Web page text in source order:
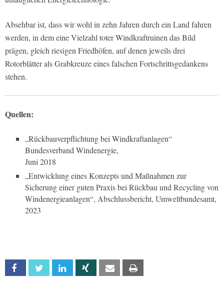
Absehbar ist, dass wir wohl in zehn Jahren durch ein Land fahren
werden, in dem eine Vielzahl toter Windkraftruinen das Bild
prägen, gleich riesigen Friedhöfen, auf denen jeweils drei
Rotorblätter als Grabkreuze eines falschen Fortschrittsgedankens
stehen.
Quellen:
„Rückbauverpflichtung bei Windkraftanlagen“
Bundesverband Windenergie,
Juni 2018
„Entwicklung eines Konzepts und Maßnahmen zur
Sicherung einer guten Praxis bei Rückbau und Recycling von
Windenergieanlagen“, Abschlussbericht, Umweltbundesamt,
2023
Facebook Twitter Linkedin Xing Email